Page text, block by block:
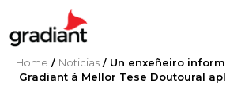
Home / Noticias/ Un enxeñeiro
Gradiant á Mellor Tese Doutoural